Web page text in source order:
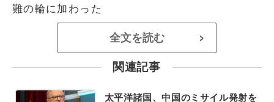
難の輪に加わった
全文を読む >
関連記事
太平洋諸国、中国のミサイル発射を